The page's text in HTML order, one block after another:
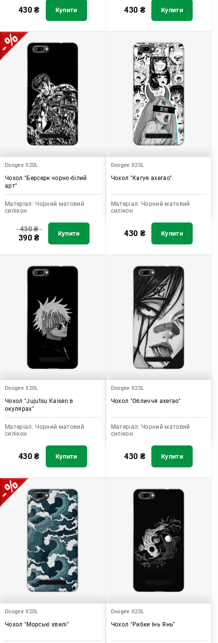
430₴ Купити 430 ₴ Купити
Doogee X20L
Чохол "Берсерк чорно-білий
арт"
Матеріал: Чорний матовий
силікон
430₴
390₴ Купити
Doogee X20L
Чохол "Кагуя ахегао"
Матеріал: Чорний матовий
силікон
430 ₴ Купити
Doogee X20L
Чохол "Jujutsu Kaisen в
окулярах"
Матеріал: Чорний матовий
силікон
430₴ Купити
Doogee X20L
Чохол "Обличчя ахегао"
Матеріал: Чорний матовий
силікон
430 ₴ Купити
Doogee X20L
Чохол "Морські хвилі"
Doogee X20L
Чохол "Рибки Інь Янь"